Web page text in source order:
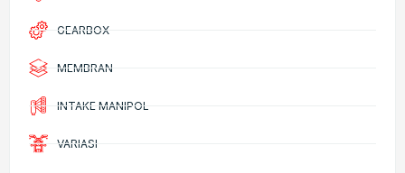
GEARBOX
MEMBRAN
INTAKE MANIPOL
VARIASI